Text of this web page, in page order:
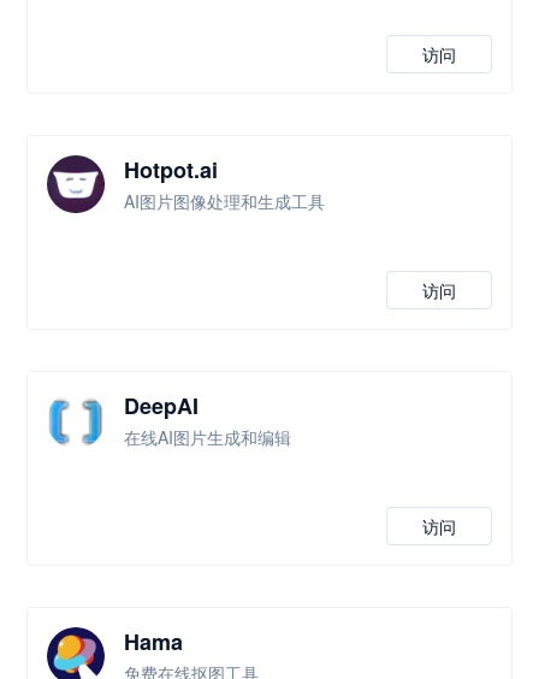
访问
Hotpot.ai
AI图片图像处理和生成工具
访问
DeepAI
在线AI图片生成和编辑
访问
Hama
免费在线抠图工具